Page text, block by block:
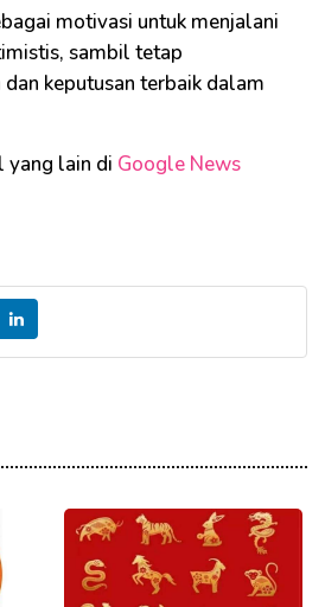
motivasi untuk menjalani
sambil tetap
keputusan terbaik dalam
yang lain di Google News